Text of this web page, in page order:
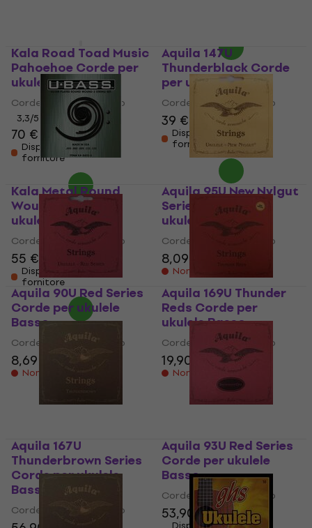
Kala Road Toad Music
Pahoehoe Corde per
ukulele Basso
Corde per ukulele Basso
3,3/5
70 €
Disponibile presso il
fornitore
Aquila 147U
Thunderblack Corde
per ukulele Basso
Corde per ukulele Basso
39 €
Disponibile presso il
fornitore
Kala Metal Round
Wound Corde per
ukulele Basso
Corde per ukulele Basso
55 €
Disponibile presso il
fornitore
Aquila 95U New Nylgut
Series Corde per
ukulele Basso
Corde per ukulele Basso
8,09 €
Non disponibile
Aquila 90U Red Series
Corde per ukulele
Basso
Corde per ukulele Basso
8,69 €
Non disponibile
Aquila 169U Thunder
Reds Corde per
ukulele Basso
Corde per ukulele Basso
19,90 €
Non disponibile
Aquila 167U
Thunderbrown Series
Corde per ukulele
Basso
Corde per ukulele Basso
Aquila 93U Red Series
Corde per ukulele
Basso
Corde per ukulele Basso
53,90 €